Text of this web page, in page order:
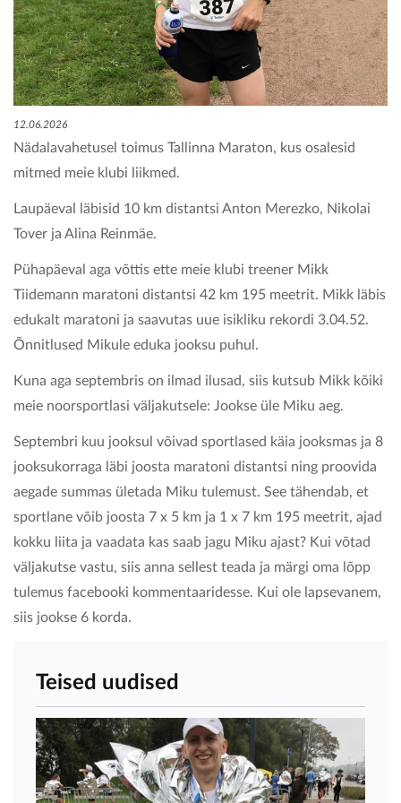
KONTAKT
12.06.2026
Nädalavahetusel toimus Tallinna Maraton, kus osalesid
mitmed meie klubi liikmed.
Laupäeval läbisid 10 km distantsi Anton Merezko, Nikolai
Tover ja Alina Reinmäe.
Pühapäeval aga võttis ette meie klubi treener Mikk
Tiidemann maratoni distantsi 42 km 195 meetrit. Mikk läbis
edukalt maratoni ja saavutas uue isikliku rekordi 3.04.52.
Õnnitlused Mikule eduka jooksu puhul.
Kuna aga septembris on ilmad ilusad, siis kutsub Mikk kõiki
meie noorsportlasi väljakutsele: Jookse üle Miku aeg.
Septembri kuu jooksul võivad sportlased käia jooksmas ja 8
jooksukorraga läbi joosta maratoni distantsi ning proovida
aegade summas ületada Miku tulemust. See tähendab, et
sportlane võib joosta 7 x 5 km ja 1 x 7 km 195 meetrit, ajad
kokku liita ja vaadata kas saab jagu Miku ajast? Kui võtad
väljakutse vastu, siis anna sellest teada ja märgi oma lõpp
tulemus facebooki kommentaaridesse. Kui ole lapsevanem,
siis jookse 6 korda.
Teised uudised